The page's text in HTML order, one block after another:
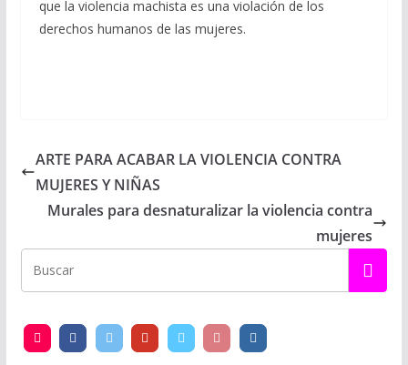
que la violencia machista es una violación de los
derechos humanos de las mujeres.
ARTE PARA ACABAR LA VIOLENCIA CONTRA
MUJERES Y NIÑAS
Murales para desnaturalizar la violencia contra
mujeres